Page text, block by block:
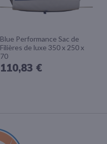
Blue Performance Sac de
Filières de luxe 350 x 250 x
70
110,83 €